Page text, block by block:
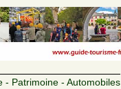
- Patrimoine - Automobiles